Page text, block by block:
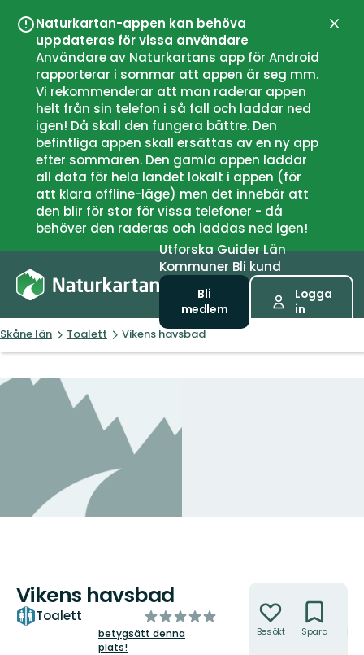
Naturkartan-appen kan behöva
uppdateras för vissa användare
Användare av Naturkartans app för Android
rapporterar i sommar att appen är seg mm.
Vi rekommenderar att man raderar appen
helt från sin telefon i så fall och laddar ned
igen! Då skall den fungera bättre. Den
befintliga appen skall ersättas av en ny app
efter sommaren. Den gamla appen laddar
all data för hela landet lokalt i appen (för
att klara offline-läge) men det innebär att
den blir för stor för vissa telefoner - då
behöver den raderas och laddas ned igen!
UtforskaGuiderLän
Kommuner Bli kund
Bli
medlem
Logga
in
Skåne län Toalett Vikens havsbad
Vikens havsbad
Toalett
av
5
betygsätt denna
plats!
Besökt Spara